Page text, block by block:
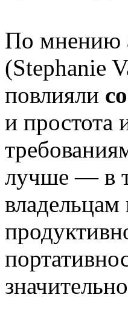
По мнению
(Stephanie
повлияли
и простота
лучше — в